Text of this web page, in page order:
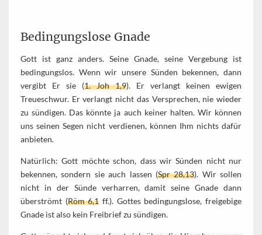
Bedingungslose Gnade
Gott ist ganz anders. Seine Gnade, seine Vergebung ist
bedingungslos. Wenn wir unsere Sünden bekennen, dann
vergibt Er sie (1. Joh 1,9). Er verlangt keinen ewigen
Treueschwur. Er verlangt nicht das Versprechen, nie wieder
zu sündigen. Das könnte ja auch keiner halten. Wir können
uns seinen Segen nicht verdienen, können Ihm nichts dafür
anbieten.
Natürlich: Gott möchte schon, dass wir Sünden nicht nur
bekennen, sondern sie auch lassen (Spr 28,13). Wir sollen
nicht in der Sünde verharren, damit seine Gnade dann
überströmt (Röm 6,1 ff.). Gottes bedingungslose, freigebige
Gnade ist also kein Freibrief zu sündigen.